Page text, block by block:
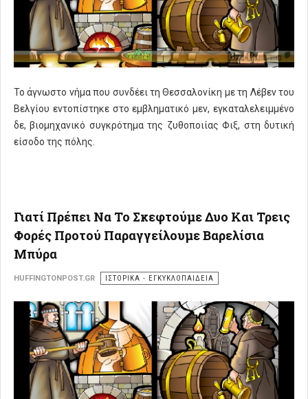
Το άγνωστο νήμα που συνδέει τη Θεσσαλονίκη με τη Λέβεν του
Βελγίου εντοπίστηκε στο εμβληματικό μεν, εγκαταλελειμμένο
δε, βιομηχανικό συγκρότημα της ζυθοποιίας Φιξ, στη δυτική
είσοδο της πόλης.
Γιατί Πρέπει Να Το Σκεφτούμε Δυο Και Τρεις
Φορές Προτού Παραγγείλουμε Βαρελίσια
Μπύρα
HUFFINGTONPOST.GR ΙΣΤΟΡΙΚΑ - ΕΓΚΥΚΛΟΠΑΙΔΕΙΑ